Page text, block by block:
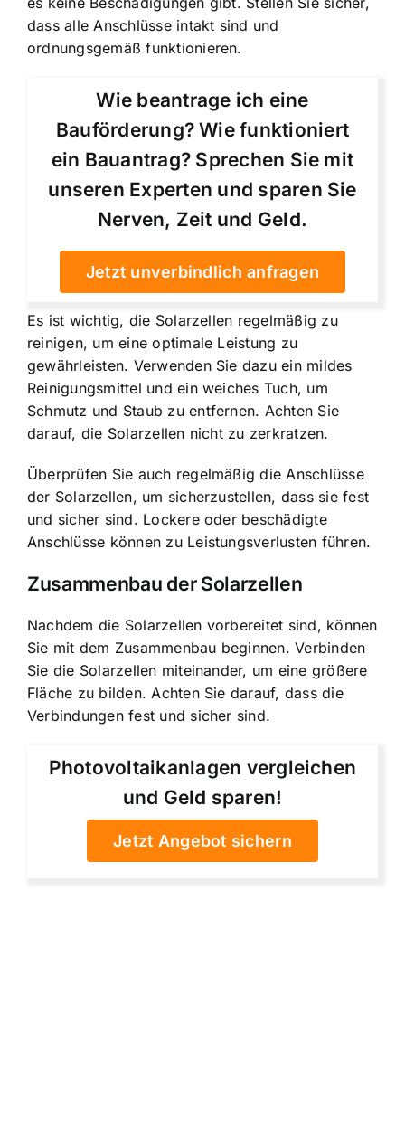
dass alle Anschlüsse intakt sind und
ordnungsgemäß funktionieren.
Wie beantrage ich eine
Bauförderung? Wie funktioniert
ein Bauantrag? Sprechen Sie mit
unseren Experten und sparen Sie
Nerven, Zeit und Geld.
Jetzt unverbindlich anfragen
Es ist wichtig, die Solarzellen regelmäßig zu
reinigen, um eine optimale Leistung zu
gewährleisten. Verwenden Sie dazu ein mildes
Reinigungsmittel und ein weiches Tuch, um
Schmutz und Staub zu entfernen. Achten Sie
darauf, die Solarzellen nicht zu zerkratzen.
Überprüfen Sie auch regelmäßig die Anschlüsse
der Solarzellen, um sicherzustellen, dass sie fest
und sicher sind. Lockere oder beschädigte
Anschlüsse können zu Leistungsverlusten führen.
Zusammenbau der Solarzellen
Nachdem die Solarzellen vorbereitet sind, können
Sie mit dem Zusammenbau beginnen. Verbinden
Sie die Solarzellen miteinander, um eine größere
Fläche zu bilden. Achten Sie darauf, dass die
Verbindungen fest und sicher sind.
Photovoltaikanlagen vergleichen
und Geld sparen!
Jetzt Angebot sichern